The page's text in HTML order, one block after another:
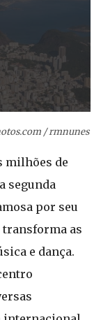
/ rmnunes
milhões de
segunda
por seu
transforma as
e dança.